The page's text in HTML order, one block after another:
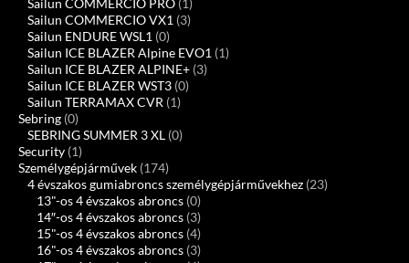
Sailun COMMERCIO VX1 (3)
Sailun ENDURE WSL1 (0)
Sailun ICE BLAZER Alpine EVO1 (1)
Sailun ICE BLAZER ALPINE+ (3)
Sailun ICE BLAZER WST3 (0)
Sailun TERRAMAX CVR (1)
Sebring (0)
SEBRING SUMMER 3 XL (0)
Security (1)
Személygépjárművek (174)
4 évszakos gumiabroncs személygépjárművekhez (23)
13"-os 4 évszakos abroncs (0)
14″-os 4 évszakos abroncs (3)
15"-os 4 évszakos abroncs (4)
16"-os 4 évszakos abroncs (3)